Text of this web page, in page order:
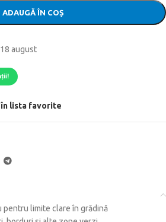
ADAUGĂ ÎN COȘ
august
în lista favorite
pentru limite clare în grădină